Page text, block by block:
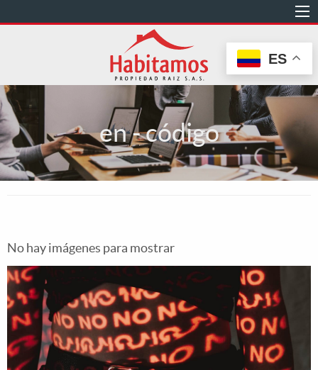
al
en - código
No hay imágenes para mostrar
ES